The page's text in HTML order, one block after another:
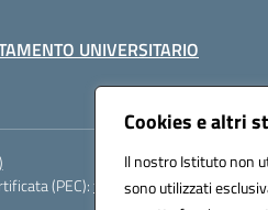
Cookies e altri
Il nostro Istituto non
sono utilizzati
UNIVERSITARIO
(PEC):